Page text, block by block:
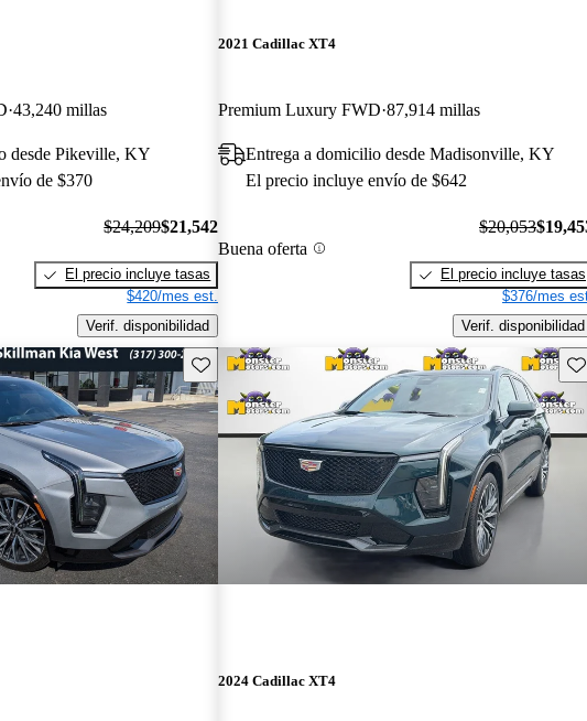
43,240 millas
desde Pikeville, KY
de $370
$24,209$21,542
El precio incluye tasas
$420/mes est.
Verif. disponibilidad
2021 Cadillac XT4
Premium Luxury FWD 87,914 millas
Entrega a domicilio desde Madisonville, KY
El precio incluye envío de $642
Buena oferta
$20,053
El precio incluye tasas
$376/mes
Verif. disponibilidad
Guarda este Aviso
2024 Cadillac XT4